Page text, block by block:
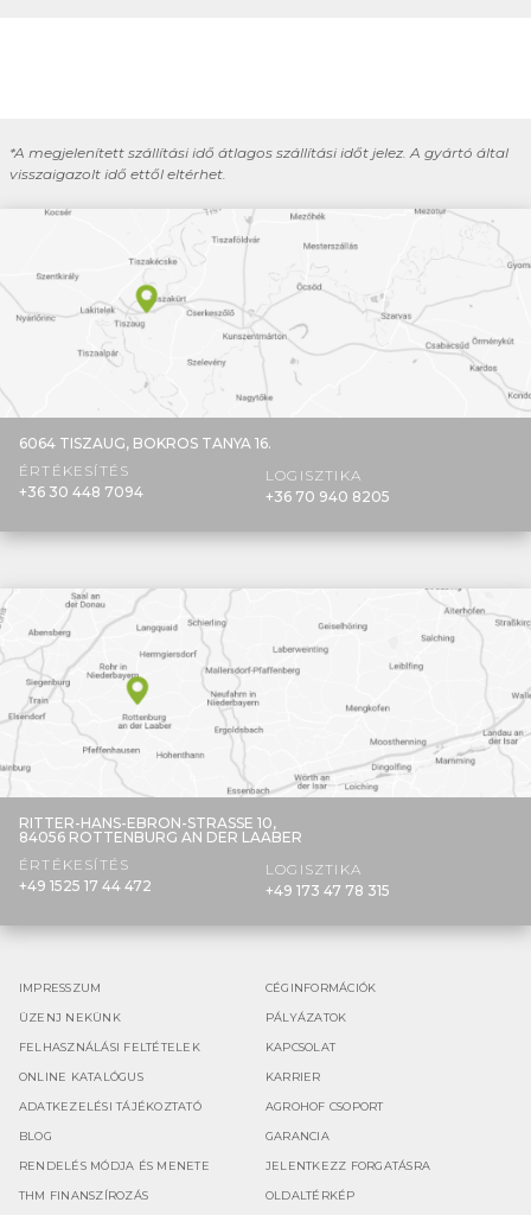
*A megjelenített szállítási idő átlagos szállítási időt jelez. A gyártó által
visszaigazolt idő ettől eltérhet.
6064 TISZAUG, BOKROS TANYA 16.
ÉRTÉKESÍTÉS
+36 30 448 7094
LOGISZTIKA
+36 70 940 8205
RITTER-HANS-EBRON-STRASSE 10,
84056 ROTTENBURG AN DER LAABER
ÉRTÉKESÍTÉS
+49 1525 17 44 472
LOGISZTIKA
+49 173 47 78 315
IMPRESSZUM CÉGINFORMÁCIÓK
ÜZENJ NEKÜNK PÁLYÁZATOK
FELHASZNÁLÁSI FELTÉTELEK KAPCSOLAT
ONLINE KATALÓGUS KARRIER
ADATKEZELÉSI TÁJÉKOZTATÓ AGROHOF CSOPORT
BLOG GARANCIA
RENDELÉS MÓDJA ÉS MENETE JELENTKEZZ FORGATÁSRA
THM FINANSZÍROZÁS OLDALTÉRKÉP